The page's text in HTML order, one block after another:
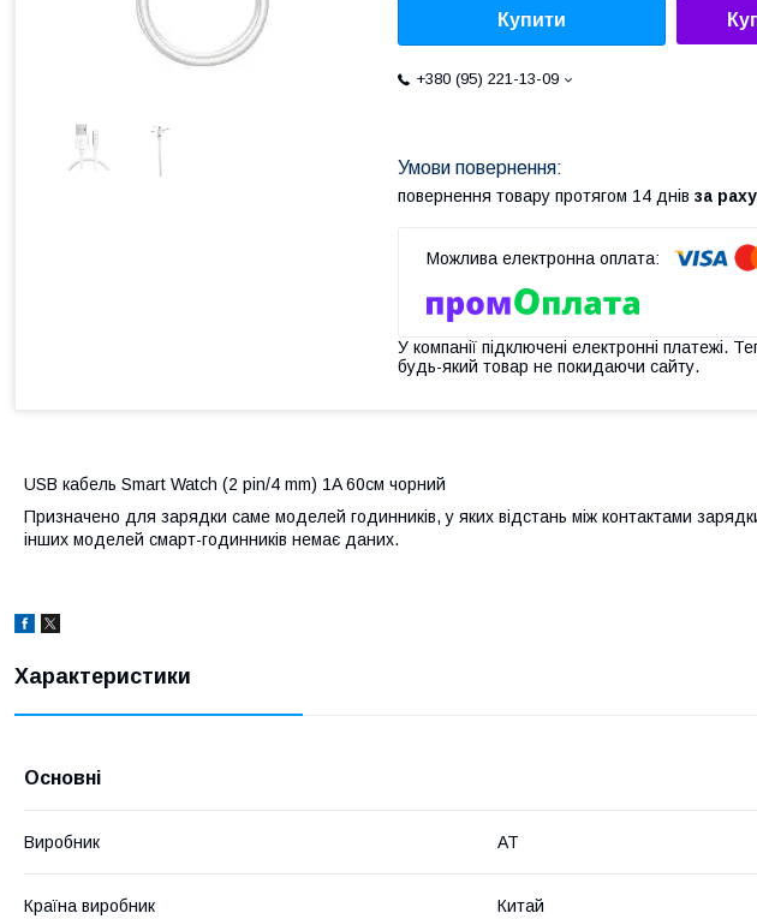
Купити
+380 (95) 221-13-09
повернення товару протягом 14 днів за
У компанії підключені електронні платежі.
будь-який товар не покидаючи сайту.
USB кабель Smart Watch (2 pin/4 mm) 1A 60см чорний
Призначено для зарядки саме моделей годинників, у яких відстань між контактами
інших моделей смарт-годинників немає даних.
Характеристики
Основні
Виробник AT
Країна виробник Китай